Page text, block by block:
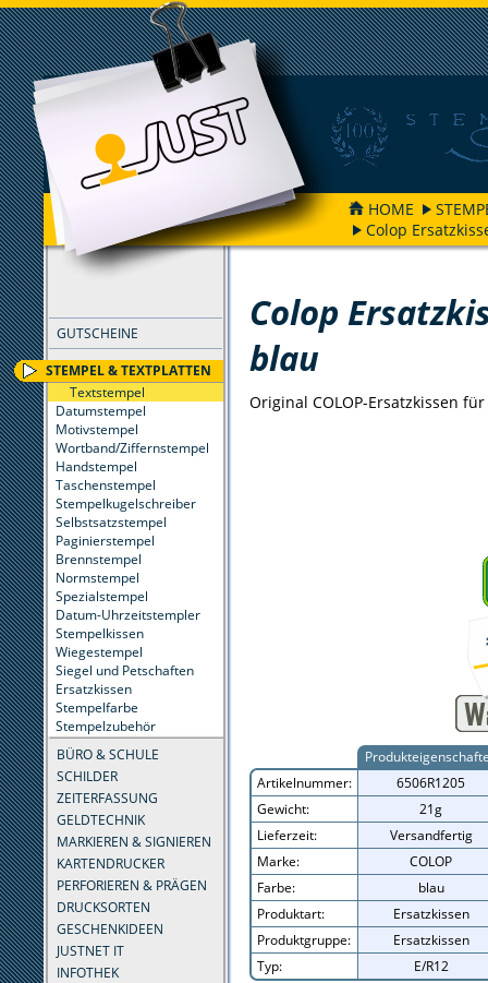
HOME
Colop
GUTSCHEINE
STEMPEL & TEXTPLATTEN
Textstempel
Datumstempel
Motivstempel
Wortband/Ziffernstempel
Handstempel
Taschenstempel
Stempelkugelschreiber
Selbstsatzstempel
Paginierstempel
Brennstempel
Normstempel
Spezialstempel
Datum-Uhrzeitstempler
Stempelkissen
Wiegestempel
Siegel und Petschaften
Ersatzkissen
Stempelfarbe
Stempelzubehör
BÜRO & SCHULE
SCHILDER
ZEITERFASSUNG
GELDTECHNIK
MARKIEREN & SIGNIEREN
KARTENDRUCKER
PERFORIEREN & PRÄGEN
DRUCKSORTEN
GESCHENKIDEEN
JUSTNET IT
INFOTHEK
FILTER
Colop
blau
Original COLOP-Ersatzkissen
Artikelnummer:
6506R1205
Gewicht:
21g
Lieferzeit:
Versandfertig
Marke:
COLOP
Farbe:
blau
Produktart:
Ersatzkissen
Produktgruppe:
Ersatzkissen
Typ:
E/R12